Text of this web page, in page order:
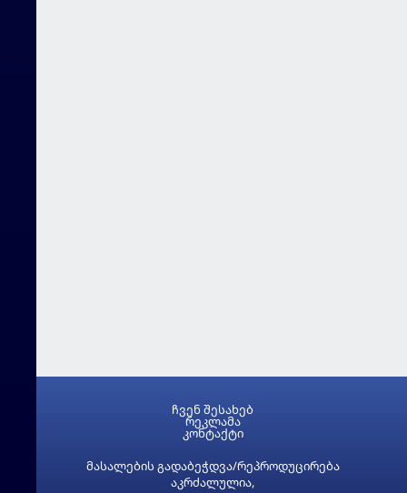
მასალების გადაბეჭდვა/რეპროდუცირება
აკრძალულია,
ჩვენ შესახებ
რეკლამა
კონტაქტი